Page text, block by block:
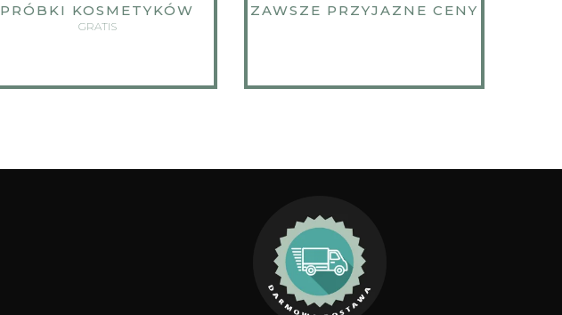
PRÓBKI KOSMETYKÓW
GRATIS
ZAWSZE PRZYJAZNE CENY